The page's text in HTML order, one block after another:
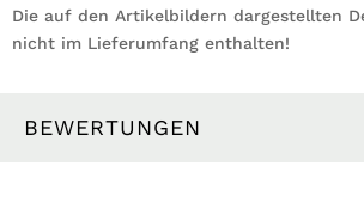
Die auf den Artikelbildern dargestellten
nicht im Lieferumfang enthalten!
BEWERTUNGEN